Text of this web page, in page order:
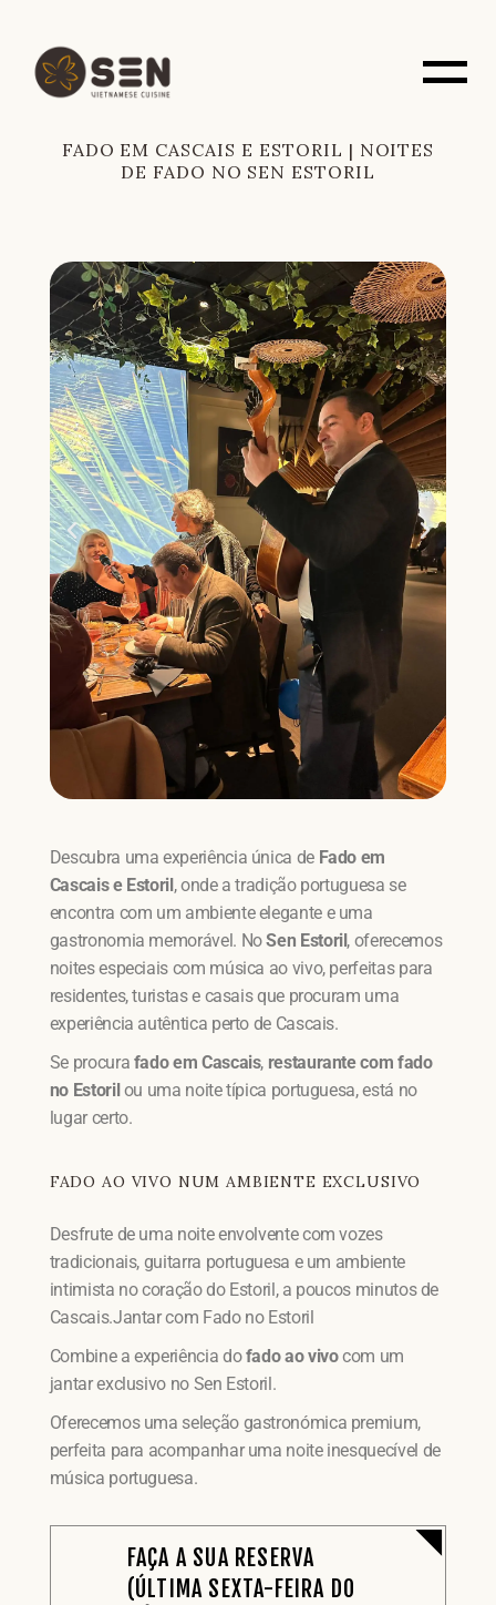
FADO EM CASCAIS E ESTORIL | NOITES
DE FADO NO SEN ESTORIL
Descubra uma experiência única de Fado em
Cascais e Estoril, onde a tradição portuguesa se
encontra com um ambiente elegante e uma
gastronomia memorável. NoSen Estoril, oferecemos
noites especiais com música ao vivo, perfeitas para
residentes, turistas e casais que procuram uma
experiência autêntica perto de Cascais.
Se procura fado em Cascais, restaurante com fado
no Estorilou uma noite típica portuguesa, está no
lugar certo.
FADO AO VIVO NUM AMBIENTE EXCLUSIVO
Desfrute de uma noite envolvente com vozes
tradicionais, guitarra portuguesa e um ambiente
intimista no coração do Estoril, a poucos minutos de
Cascais.Jantar com Fado no Estoril
Combine a experiência dofado ao vivocom um
jantar exclusivo no Sen Estoril.
Oferecemos uma seleção gastronómica premium,
perfeita para acompanhar uma noite inesquecível de
música portuguesa.
FAÇA A SUA RESERVA
(ÚLTIMA SEXTA-FEIRA DO